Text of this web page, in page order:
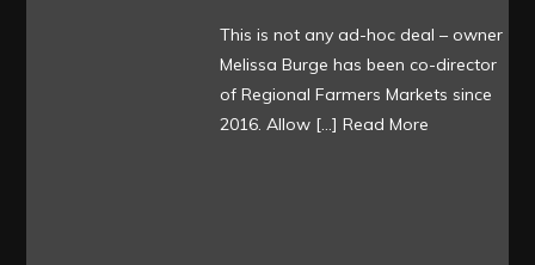
This is not any ad-hoc deal – owner
Melissa Burge has been co-director
of Regional Farmers Markets since
2016. Allow […] Read More